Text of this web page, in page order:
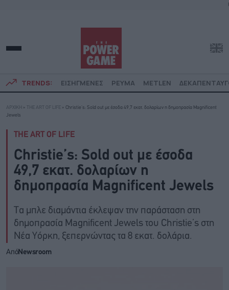
TRENDS: ΕΙΣΗΓΜΕΝΕΣ ΡΕΥΜΑ METLEN
ΑΡΧΙΚΗ » THE ART OF LIFE » Christie’s: Sold out με έσοδα 49,7 εκατ. δολαρίων η δημοπρασία Magnificent
Jewels
THE ART OF LIFE
Christie’s: Sold out με έσοδα
49,7 εκατ. δολαρίων η
δημοπρασία Magnificent Jewels
Τα μπλε διαμάντια έκλεψαν την παράσταση στη
δημοπρασία Magnificent Jewels του Christie’s στη
Νέα Υόρκη, ξεπερνώντας τα 8 εκατ. δολάρια.
ΑπόNewsroom